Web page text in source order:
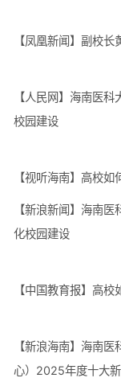
【凤凰新闻】副校
【人民网】海南医
校园建设
【视听海南】高校
【新浪新闻】海南
化校园建设
【中国教育报】高
【新浪海南】海南
心）2025年度十大